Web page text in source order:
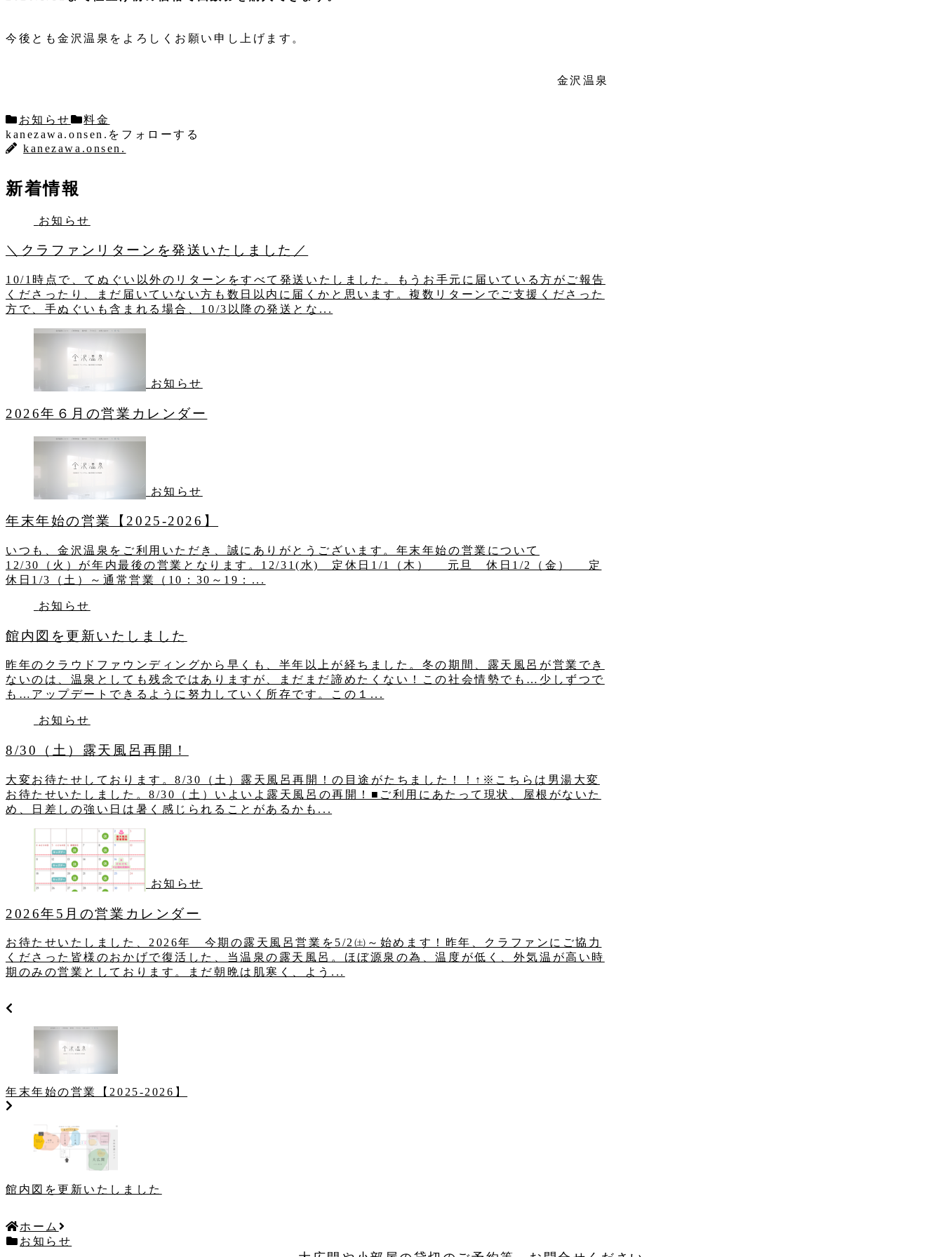
今後とも金沢温泉をよろしくお願い申し上げます。
金沢温泉
お知らせ
料金
kanezawa.onsen.をフォローする
kanezawa.onsen.
新着情報
お知らせ
＼クラファンリターンを発送いたしました／
10/1時点で、てぬぐい以外のリターンをすべて発送いたしました。もうお手元に届いている方がご報告
くださったり、まだ届いていない方も数日以内に届くかと思います。複数リターンでご支援くださった
方で、手ぬぐいも含まれる場合、10/3以降の発送とな...
お知らせ
2026年６月の営業カレンダー
お知らせ
年末年始の営業【2025-2026】
いつも、金沢温泉をご利用いただき、誠にありがとうございます。年末年始の営業について
12/30（火）が年内最後の営業となります。12/31(水) 定休日1/1（木） 元旦 休日1/2（金） 定
休日1/3（土）～通常営業（10：30～19：...
お知らせ
館内図を更新いたしました
昨年のクラウドファウンディングから早くも、半年以上が経ちました。冬の期間、露天風呂が営業でき
ないのは、温泉としても残念ではありますが、まだまだ諦めたくない！この社会情勢でも…少しずつで
も…アップデートできるように努力していく所存です。この１...
お知らせ
8/30（土）露天風呂再開！
大変お待たせしております。8/30（土）露天風呂再開！の目途がたちました！！↑※こちらは男湯大変
お待たせいたしました。8/30（土）いよいよ露天風呂の再開！■ご利用にあたって現状、屋根がないた
め、日差しの強い日は暑く感じられることがあるかも...
お知らせ
2026年5月の営業カレンダー
お待たせいたしました、2026年 今期の露天風呂営業を5/2㈯～始めます！昨年、クラファンにご協力
くださった皆様のおかげで復活した、当温泉の露天風呂。ほぼ源泉の為、温度が低く、外気温が高い時
期のみの営業としております。まだ朝晩は肌寒く、よう...
年末年始の営業【2025-2026】
館内図を更新いたしました
ホーム
お知らせ